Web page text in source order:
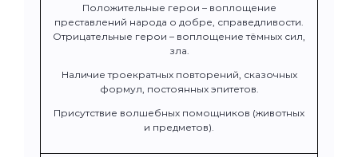
Положительные герои – воплощение
преставлений народа о добре, справедливости.
Отрицательные герои – воплощение тёмных сил,
зла.
Наличие троекратных повторений, сказочных
формул, постоянных эпитетов.
Присутствие волшебных помощников (животных
и предметов).